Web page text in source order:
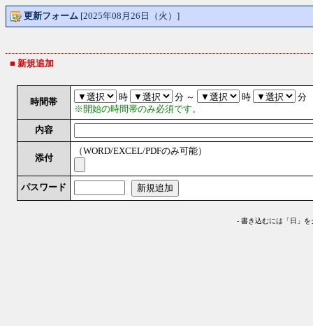
更新フォーム [2025年08月26日（火）]
■ 新規追加
時間帯 時 分 ～ 時
分
※開始の時間帯のみ必須です。
内容
添付
（WORD/EXCEL/PDFのみ可能）
パスワード
- 書き込むには「日」